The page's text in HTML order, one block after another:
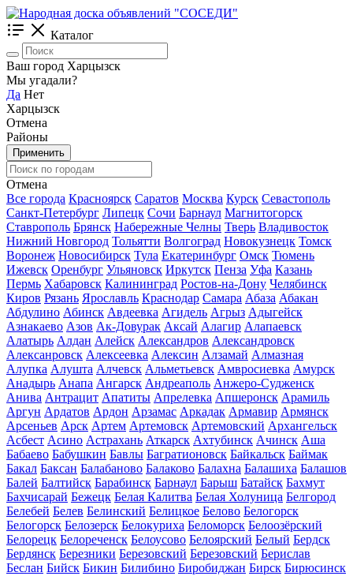
Каталог
Ваш город Харцызск
Мы угадали?
Да Нет
Харцызск
Отмена
Районы
Применить
Отмена
Все города Красноярск Саратов Москва Курск Севастополь
Санкт-Петербург Липецк Сочи Барнаул Магнитогорск
Ставрополь Брянск Набережные Челны Тверь Владивосток
Нижний Новгород Тольятти Волгоград Новокузнецк Томск
Воронеж Новосибирск Тула Екатеринбург Омск Тюмень
Ижевск Оренбург Ульяновск Иркутск Пенза Уфа Казань
Пермь Хабаровск Калининград Ростов-на-Дону Челябинск
Киров Рязань Ярославль Краснодар Самара Абаза Абакан
Абдулино Абинск Авдеевка Агидель Агрыз Адыгейск
Азнакаево Азов Ак-Довурак Аксай Алагир Алапаевск
Алатырь Алдан Алейск Александров Александровск
Алексанровск Алексеевка Алексин Алзамай Алмазная
Алупка Алушта Алчевск Альметьевск Амвросиевка Амурск
Анадырь Анапа Ангарск Андреаполь Анжеро-Судженск
Анива Антрацит Апатиты Апрелевка Апшеронск Арамиль
Аргун Ардатов Ардон Арзамас Аркадак Армавир Армянск
Арсеньев Арск Артем Артемовск Артемовский Архангельск
Асбест Асино Астрахань Аткарск Ахтубинск Ачинск Аша
Бабаево Бабушкин Бавлы Багратионовск Байкальск Баймак
Бакал Баксан Балабаново Балаково Балахна Балашиха Балашов
Балей Балтийск Барабинск Барнаул Барыш Батайск Бахмут
Бахчисарай Бежецк Белая Калитва Белая Холуница Белгород
Белебей Белев Белинский Белицкое Белово Белогорск
Белогорск Белозерск Белокуриха Беломорск Белоозёрский
Белорецк Белореченск Белоусово Белоярский Белый Бердск
Бердянск Березники Березовский Березовский Берислав
Беслан Бийск Бикин Билибино Биробиджан Бирск Бирюсинск